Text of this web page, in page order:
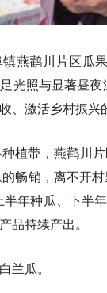
燕鹳川片区瓜
光照与显著昼
激活乡村振兴的
植带，燕鹳川
畅销，离不开
年种瓜、下半
品持续产出。
兰瓜。